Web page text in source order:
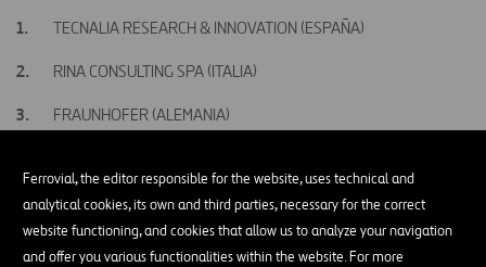
Ferrovial, the editor responsible for the website, uses technical and
analytical cookies, its own and third parties, necessary for the correct
website functioning, and cookies that allow us to analyze your navigation
and offer you various functionalities within the website. For more
TECNALIA RESEARCH & INNOVATION (ESPAÑA)
RINA CONSULTING SPA (ITALIA)
FRAUNHOFER (ALEMANIA)
FUTURE ANALYTICS CONSULTING LTD. (IRLANDA)
FERROVIAL AGROMAN (ESPAÑA)